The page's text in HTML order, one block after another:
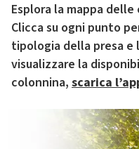
Esplora la mappa
Clicca su ogni punto
tipologia della presa e
visualizzare la
colonnina, scarica